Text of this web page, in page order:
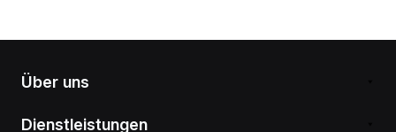
Über uns
Dienstleistungen